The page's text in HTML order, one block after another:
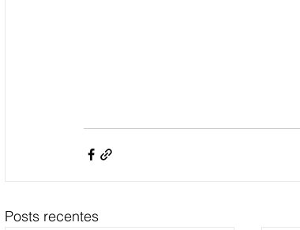
Posts recentes